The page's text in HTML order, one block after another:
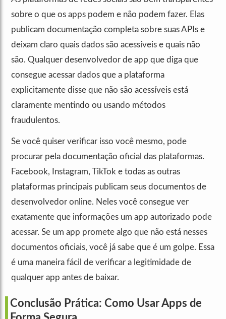
sobre o que os apps podem e não podem fazer. Elas
publicam documentação completa sobre suas APIs e
deixam claro quais dados são acessíveis e quais não
são. Qualquer desenvolvedor de app que diga que
consegue acessar dados que a plataforma
explicitamente disse que não são acessíveis está
claramente mentindo ou usando métodos
fraudulentos.
Se você quiser verificar isso você mesmo, pode
procurar pela documentação oficial das plataformas.
Facebook, Instagram, TikTok e todas as outras
plataformas principais publicam seus documentos de
desenvolvedor online. Neles você consegue ver
exatamente que informações um app autorizado pode
acessar. Se um app promete algo que não está nesses
documentos oficiais, você já sabe que é um golpe. Essa
é uma maneira fácil de verificar a legitimidade de
qualquer app antes de baixar.
Conclusão Prática: Como Usar Apps de